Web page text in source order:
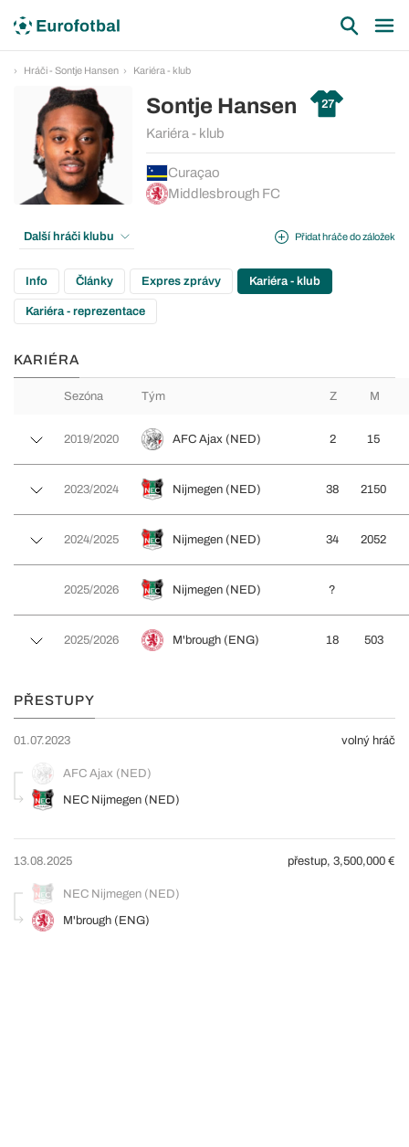
Hráči - Sontje Hansen Kariéra - klub
Sontje Hansen 27
Kariéra - klub
Curaçao
Middlesbrough FC
Přidat hráče do záložek
Další hráči klubu
Info Články Expres zprávy Kariéra - klub
Kariéra - reprezentace
KARIÉRA
Sezóna Tým Z M
2019/2020 AFC Ajax (NED) 2 15
2023/2024 Nijmegen (NED) 38 2150
2024/2025 Nijmegen (NED) 34 2052
2025/2026 Nijmegen (NED) ?
2025/2026 M'brough (ENG) 18 503
PŘESTUPY
01.07.2023
AFC Ajax (NED)
NEC Nijmegen (NED)
volný hráč
13.08.2025
NEC Nijmegen (NED)
M'brough (ENG)
přestup, 3,500,000 €